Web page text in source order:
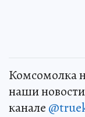
Комсомолка
наши
канале